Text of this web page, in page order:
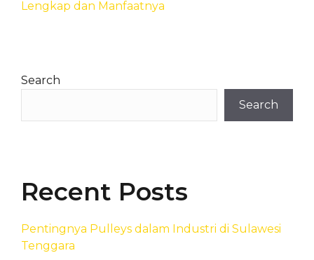
Lengkap dan Manfaatnya
Search
Search
Recent Posts
Pentingnya Pulleys dalam Industri di Sulawesi
Tenggara